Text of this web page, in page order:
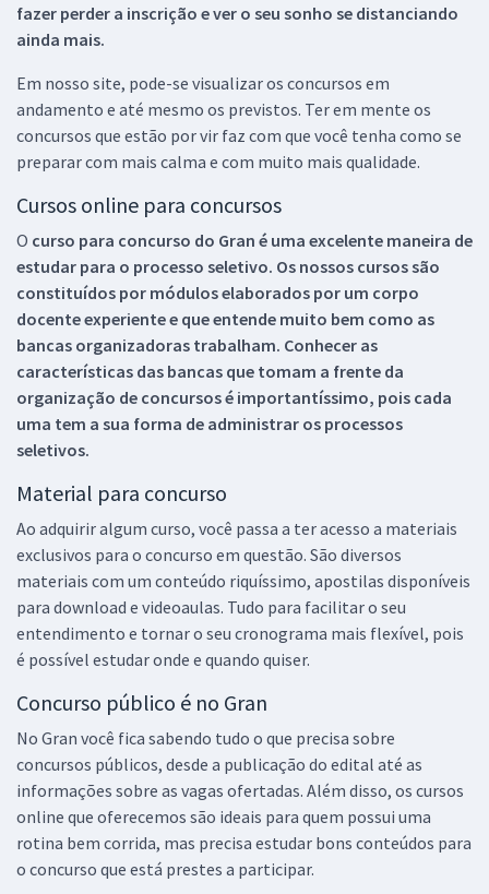
fazer perder a inscrição e ver o seu sonho se distanciando
ainda mais.
Em nosso site, pode-se visualizar os concursos em
andamento e até mesmo os previstos. Ter em mente os
concursos que estão por vir faz com que você tenha como se
preparar com mais calma e com muito mais qualidade.
Cursos online para concursos
O curso para concurso do Gran é uma excelente maneira de
estudar para o processo seletivo. Os nossos cursos são
constituídos por módulos elaborados por um corpo
docente experiente e que entende muito bem como as
bancas organizadoras trabalham. Conhecer as
características das bancas que tomam a frente da
organização de concursos é importantíssimo, pois cada
uma tem a sua forma de administrar os processos
seletivos.
Material para concurso
Ao adquirir algum curso, você passa a ter acesso a materiais
exclusivos para o concurso em questão. São diversos
materiais com um conteúdo riquíssimo, apostilas disponíveis
para download e videoaulas. Tudo para facilitar o seu
entendimento e tornar o seu cronograma mais flexível, pois
é possível estudar onde e quando quiser.
Concurso público é no Gran
No Gran você fica sabendo tudo o que precisa sobre
concursos públicos, desde a publicação do edital até as
informações sobre as vagas ofertadas. Além disso, os cursos
online que oferecemos são ideais para quem possui uma
rotina bem corrida, mas precisa estudar bons conteúdos para
o concurso que está prestes a participar.